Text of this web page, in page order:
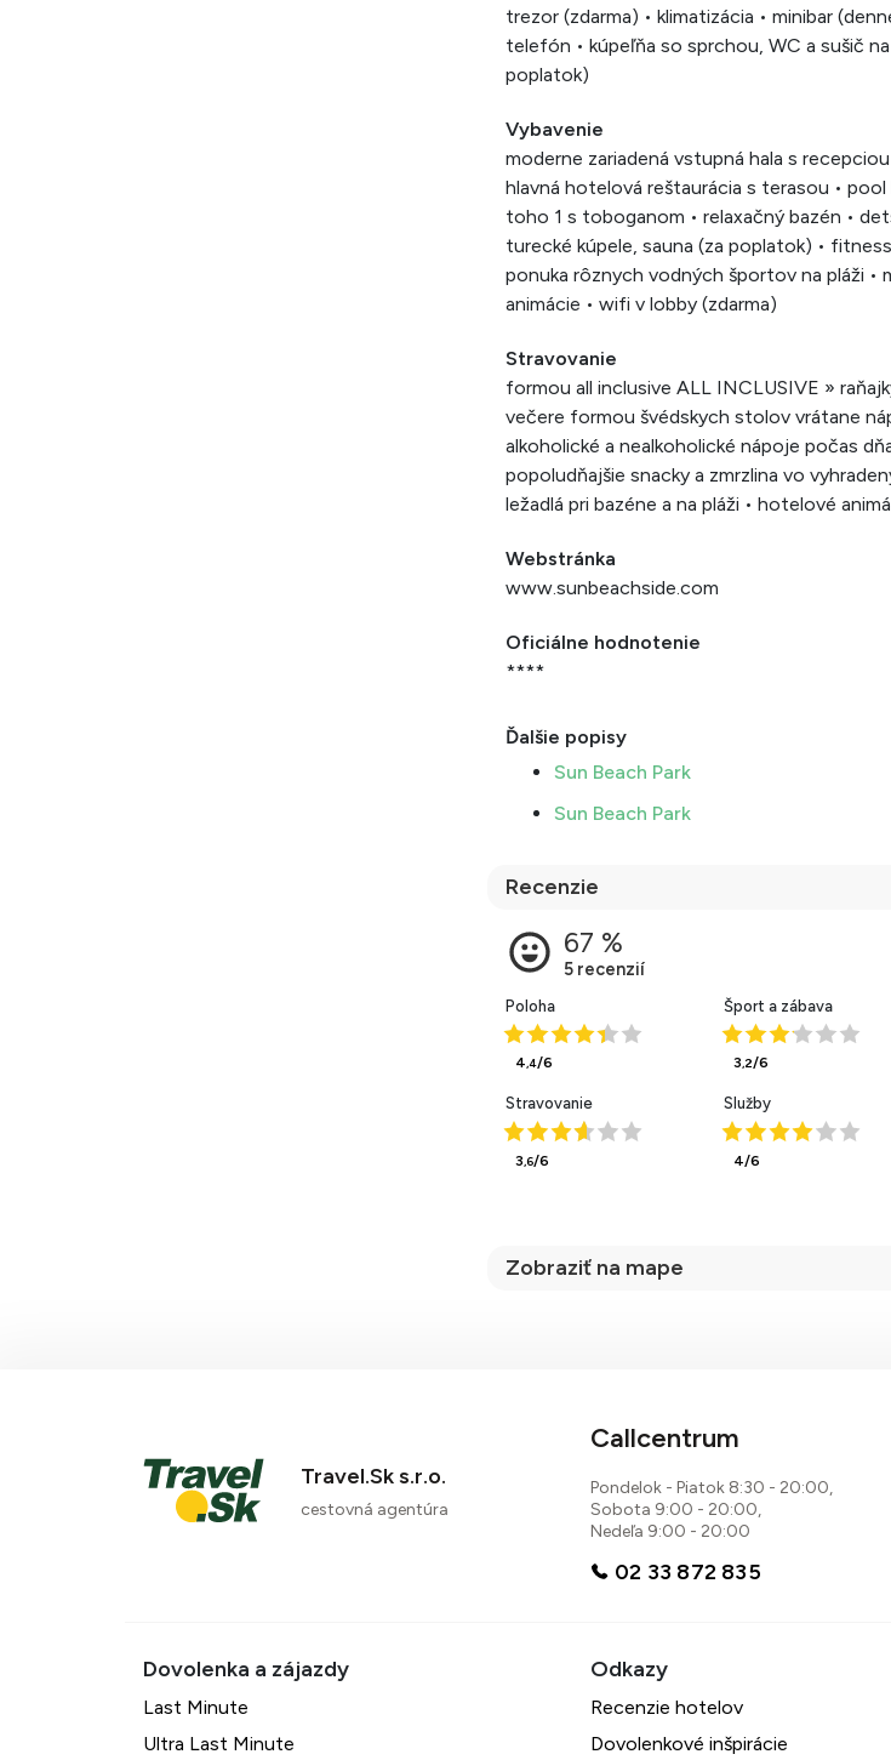
trezor (zdarma) • klimatizácia • minibar
telefón • kúpeľňa so sprchou, WC a sušič
poplatok)
Vybavenie
moderne zariadená vstupná hala s
hlavná hotelová reštaurácia s terasou • pool
toho 1 s toboganom • relaxačný bazén •
turecké kúpele, sauna (za poplatok) •
ponuka rôznych vodných športov na pláži •
animácie • wifi v lobby (zdarma)
Stravovanie
formou all inclusive ALL INCLUSIVE »
večere formou švédskych stolov vrátane
alkoholické a nealkoholické nápoje počas
popoludňajšie snacky a zmrzlina vo
ležadlá pri bazéne a na pláži • hotelové
Webstránka
www.sunbeachside.com
Oficiálne hodnotenie
****
Ďalšie popisy
Sun Beach Park
Sun Beach Park
Recenzie
5 recenzií
Poloha
4,4/6
Šport a zábava
3,2/6
Stravovanie
3,6/6
Služby
4/6
Zobraziť na mape
Travel.Sk s.r.o.
cestovná agentúra
Callcentrum
Pondelok - Piatok 8:30 - 20:00,
Sobota 9:00 - 20:00,
Nedeľa 9:00 - 20:00
02 33 872 835
Last Minute
Ultra Last Minute
Recenzie hotelov
Dovolenkové inšpirácie